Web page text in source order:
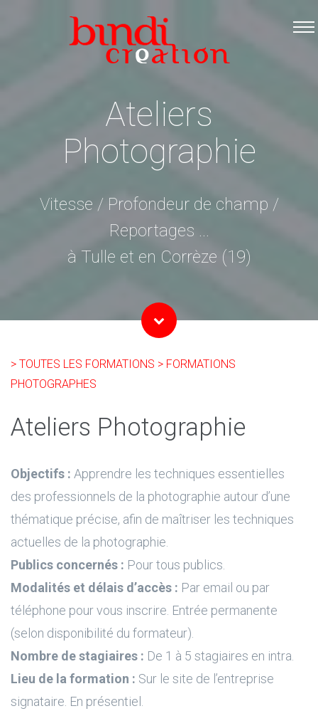
Accueil
Les formations
Logiciels Libres
Infos pratiques
Contact
Ateliers
Photographie
Vitesse / Profondeur de champ /
Reportages ...
à Tulle et en Corrèze (19)
> TOUTES LES FORMATIONS > FORMATIONS
PHOTOGRAPHES
Ateliers Photographie
Objectifs : Apprendre les techniques essentielles
des professionnels de la photographie autour d’une
thématique précise, afin de maîtriser les techniques
actuelles de la photographie.
Publics concernés : Pour tous publics.
Modalités et délais d’accès : Par email ou par
téléphone pour vous inscrire. Entrée permanente
(selon disponibilité du formateur).
Nombre de stagiaires : De 1 à 5 stagiaires en intra.
Lieu de la formation : Sur le site de l’entreprise
signataire. En présentiel.